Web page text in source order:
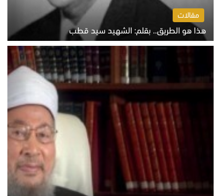
مقالات
هذا هو الطريق.. بقلم: الشهيد سيد قطب
الخميس 6 أغسطس 2026 10:52 ص